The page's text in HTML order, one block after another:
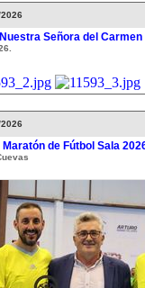
Señora del Carmen
de Fútbol Sala